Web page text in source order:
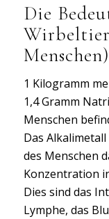
Die
Menschen)
1 Kilogramm
1,4 Gramm
Menschen
Das
des Menschen
Konzentration
Dies sind das
Lymphe, das